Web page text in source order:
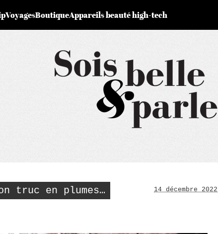
VoyagesBoutiqueAppareils beauté high-tech
truc en plumes… 14 décembre 2022